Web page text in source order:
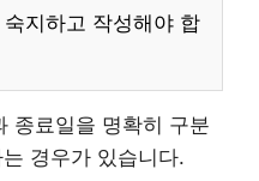
지하고 작성해야 합
종료일을 명확히 구분
경우가 있습니다.